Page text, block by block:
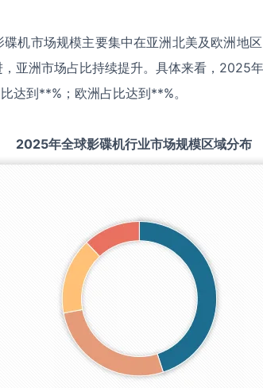
机市场规模主要集中在亚洲北美及欧洲地
亚洲市场占比持续提升。具体来看，2025
达到**%；欧洲占比达到**%。
2025年全球影碟机行业市场规模区域分布